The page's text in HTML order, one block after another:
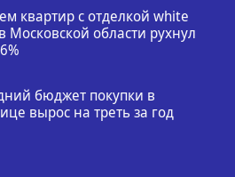
квартир с отделкой white
Московской области рухнул
бюджет покупки в
вырос на треть за год